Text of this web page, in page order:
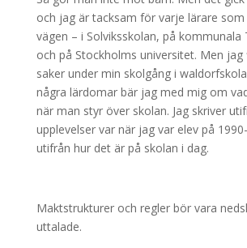
och jag är tacksam för varje lärare
vägen – i Solviksskolan, på kommunala
och på Stockholms universitet. Men jag
saker under min skolgång i
några lärdomar bär jag med mig om
när man styr över skolan. Jag skriver
upplevelser var när jag var elev på
utifrån hur det är på skolan i dag.
Maktstrukturer och regler bör vara
uttalade.